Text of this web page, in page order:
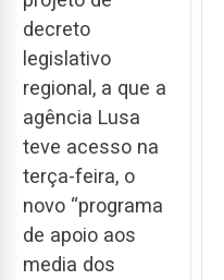
decreto
legislativo
regional, a que a
agência Lusa
teve acesso na
terça-feira, o
novo “programa
de apoio aos
media dos